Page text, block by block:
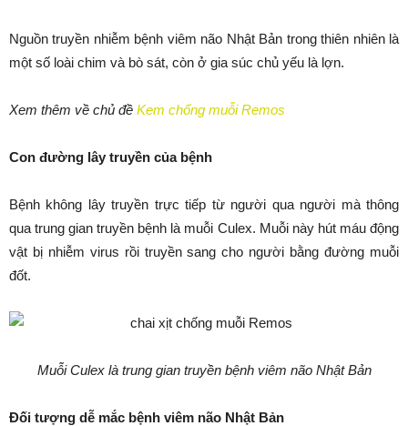
Nguồn truyền nhiễm bệnh viêm não Nhật Bản trong thiên nhiên là
một số loài chim và bò sát, còn ở gia súc chủ yếu là lợn.
Xem thêm về chủ đề Kem chống muỗi Remos
Con đường lây truyền của bệnh
Bệnh không lây truyền trực tiếp từ người qua người mà thông
qua trung gian truyền bệnh là muỗi Culex. Muỗi này hút máu động
vật bị nhiễm virus rồi truyền sang cho người bằng đường muỗi
đốt.
Muỗi Culex là trung gian truyền bệnh viêm não Nhật Bản
Đối tượng dễ mắc bệnh viêm não Nhật Bản